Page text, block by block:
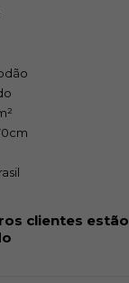
clientes estão